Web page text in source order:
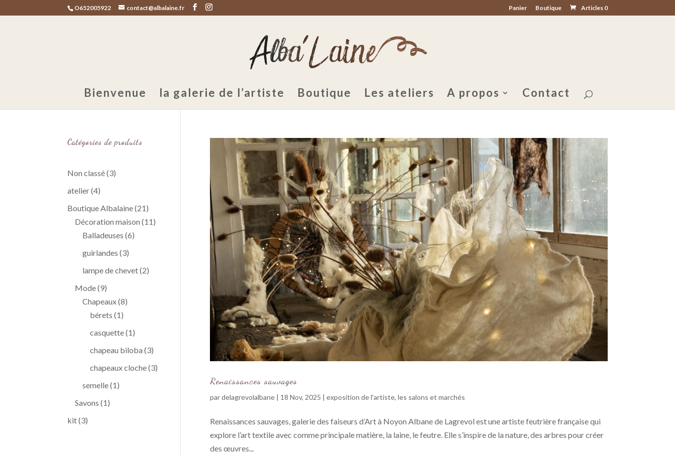
O652005922 contact@albalaine.fr Panier Boutique Articles 0
Bienvenue la galerie de l’artiste Boutique Les ateliers A propos Contact
Renaissances sauvages
pardelagrevolalbane| 18 Nov, 2025 | exposition de l'artiste, les salons et marchés
Renaissances sauvages, galerie des faiseurs d’Art à Noyon Albane de Lagrevol est une artiste feutrière française qui
explore l’art textile avec comme principale matière, la laine, le feutre. Elle s’inspire de la nature, des arbres pour créer
des œuvres...
Catégories de produits
Non classé 33
atelier 44
produits
Boutique Albalaine 2121
produits
Décoration maison 1111
Balladeuses 66
guirlandes 33
produits
lampe de chevet 22
Mode 99
produits
Chapeaux 88
bérets 11
produit
casquette 11
produit
chapeau biloba 33
produits
chapeaux cloche 33
semelle 11
Savons 11
kit 33